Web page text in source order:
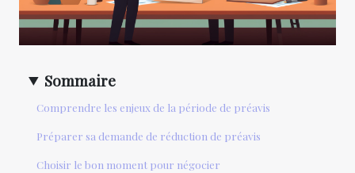
Sommaire
Comprendre les enjeux de la période de préavis
Préparer sa demande de réduction de préavis
Choisir le bon moment pour négocier